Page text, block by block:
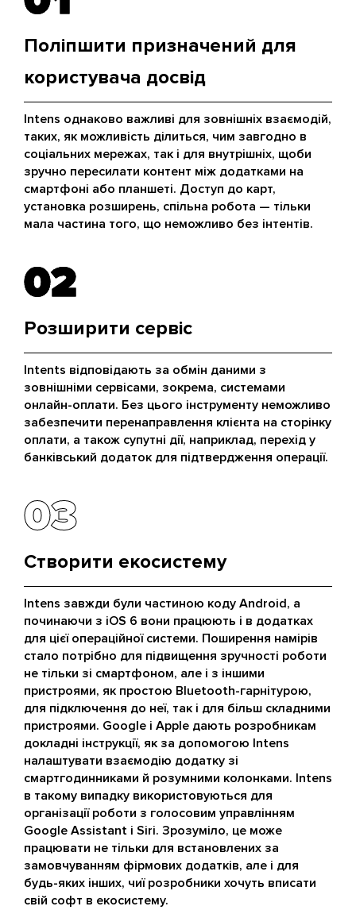
Поліпшити призначений для
користувача досвід
Intens однаково важливі для зовнішніх взаємодій,
таких, як можливість ділиться, чим завгодно в
соціальних мережах, так і для внутрішніх, щоби
зручно пересилати контент між додатками на
смартфоні або планшеті. Доступ до карт,
установка розширень, спільна робота — тільки
мала частина того, що неможливо без інтентів.
02
02
Розширити сервіс
Intents відповідають за обмін даними з
зовнішніми сервісами, зокрема, системами
онлайн-оплати. Без цього інструменту неможливо
забезпечити перенаправлення клієнта на сторінку
оплати, а також супутні дії, наприклад, перехід у
банківський додаток для підтвердження операції.
03
03
Створити екосистему
Intens завжди були частиною коду Android, а
починаючи з iOS 6 вони працюють і в додатках
для цієї операційної системи. Поширення намірів
стало потрібно для підвищення зручності роботи
не тільки зі смартфоном, але і з іншими
пристроями, як простою Bluetooth-гарнітурою,
для підключення до неї, так і для більш складними
пристроями. Google і Apple дають розробникам
докладні інструкції, як за допомогою Intens
налаштувати взаємодію додатку зі
смартгодинниками й розумними колонками. Intens
в такому випадку використовуються для
організації роботи з голосовим управлінням
Google Assistant і Siri. Зрозуміло, це може
працювати не тільки для встановлених за
замовчуванням фірмових додатків, але і для
будь-яких інших, чиї розробники хочуть вписати
свій софт в екосистему.